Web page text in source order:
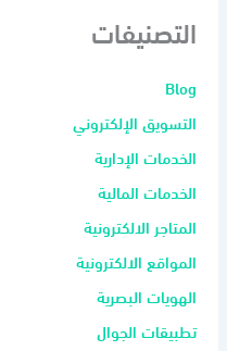
التصنيفات
Blog
التسويق الإلكتروني
الخدمات الإدارية
الخدمات المالية
المتاجر الالكترونية
المواقع الالكترونية
الهويات البصرية
تطبيقات الجوال